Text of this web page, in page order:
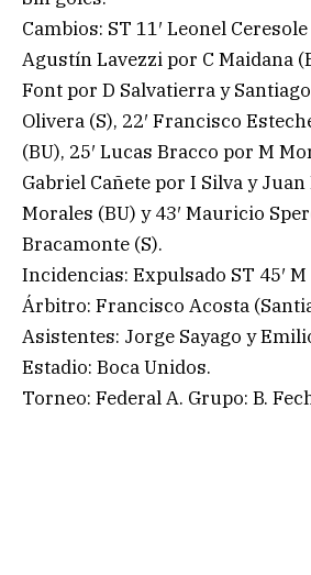
Cambios: ST 11′ Leonel
Agustín Lavezzi por C Maidana
Font por D Salvatierra y
Olivera (S), 22′ Francisco
(BU), 25′ Lucas Bracco por M
Gabriel Cañete por I Silva y Juan
Morales (BU) y 43′ Mauricio
Bracamonte (S).
Incidencias: Expulsado ST 45′ M
Árbitro: Francisco Acosta
Asistentes: Jorge Sayago y
Estadio: Boca Unidos.
Torneo: Federal A. Grupo: B.